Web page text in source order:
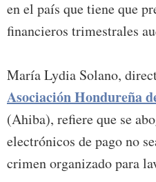
en el país que tiene que
financieros trimestrales
María Lydia Solano,
Asociación Hondureña
(Ahiba), refiere que se
electrónicos de pago no
crimen organizado para